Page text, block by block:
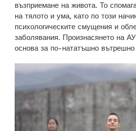
възприемане на живота. То
на тялото и ума, като по този
психологическите смущения и
заболявания. Произнасянето на
основа за по-нататъшно вътрешно